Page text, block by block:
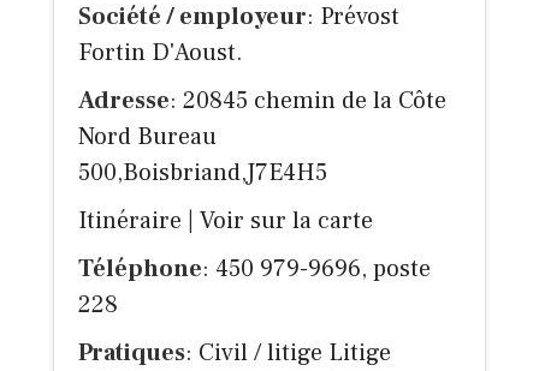
Société / employeur: Prévost
Fortin D'Aoust.
Adresse: 20845 chemin de la Côte
Nord Bureau
500,Boisbriand,J7E4H5
Itinéraire
Voir sur la carte
Téléphone: 450 979-9696, poste
228
Pratiques: Civil / litige Litige